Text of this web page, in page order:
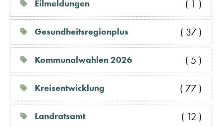
Eilmeldungen ( 1 )
Gesundheitsregionplus ( 37 )
Kommunalwahlen 2026 ( 5 )
Kreisentwicklung ( 77 )
Landratsamt ( 12 )